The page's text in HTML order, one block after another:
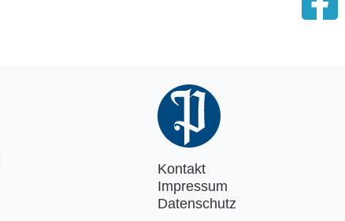
Kontakt
Impressum
Datenschutz